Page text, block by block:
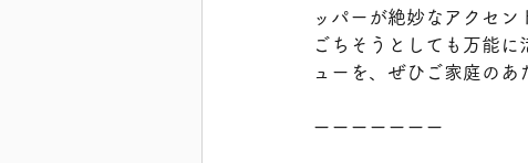
ッパーが絶妙なアクセ
ごちそうとしても万能
ューを、ぜひご家庭のあ
ーーーーーーー